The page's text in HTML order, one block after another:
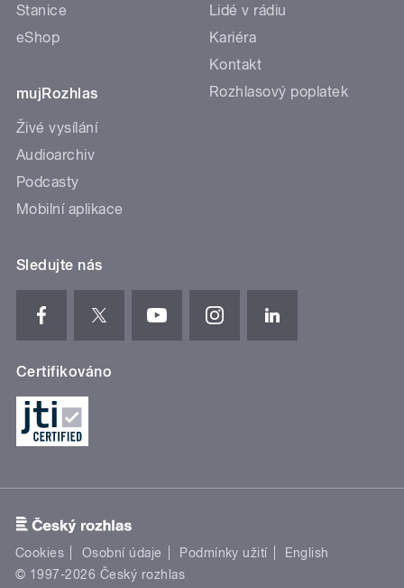
Stanice
eShop
mujRozhlas
Živé vysílání
Audioarchiv
Podcasty
Mobilní aplikace
Lidé v rádiu
Kariéra
Kontakt
Rozhlasový poplatek
Sledujte nás
Certifikováno
Cookies Osobní údaje Podmínky užití
English
© 1997-2026 Český rozhlas